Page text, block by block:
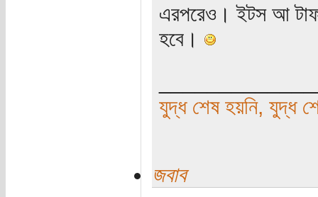
এরপরেও। ইটস আ
হবে।
যুদ্ধ শেষ হয়নি, যুদ্ধ
জবাব